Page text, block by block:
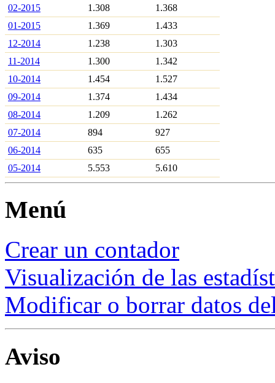
02-2015
1.308
1.368
01-2015
1.369
1.433
12-2014
1.238
1.303
11-2014
1.300
1.342
10-2014
1.454
1.527
09-2014
1.374
1.434
08-2014
1.209
1.262
07-2014
894
927
06-2014
635
655
05-2014
5.553 5.610
Menú
Crear un contador
Visualización de las
Modificar o borrar datos
Aviso